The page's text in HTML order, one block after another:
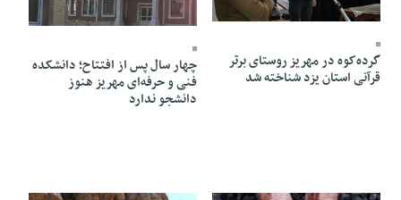
14 Khordad 1405 - 21:50
گرده‌کوه در مهریز روستای برتر
قرآنی استان یزد شناخته شد
05 Khordad 1405 - 19:41
چهار سال پس از افتتاح؛ دانشکده
فنی و حرفه‌ای مهریز هنوز
دانشجو ندارد